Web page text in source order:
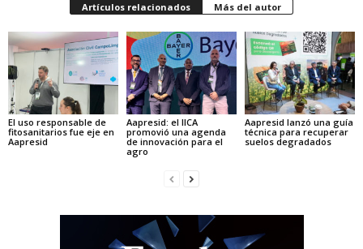
Artículos relacionados Más del autor
El uso responsable de
fitosanitarios fue eje en
Aapresid
Aapresid: el IICA
promovió una agenda
de innovación para el
agro
Aapresid lanzó una guía
técnica para recuperar
suelos degradados